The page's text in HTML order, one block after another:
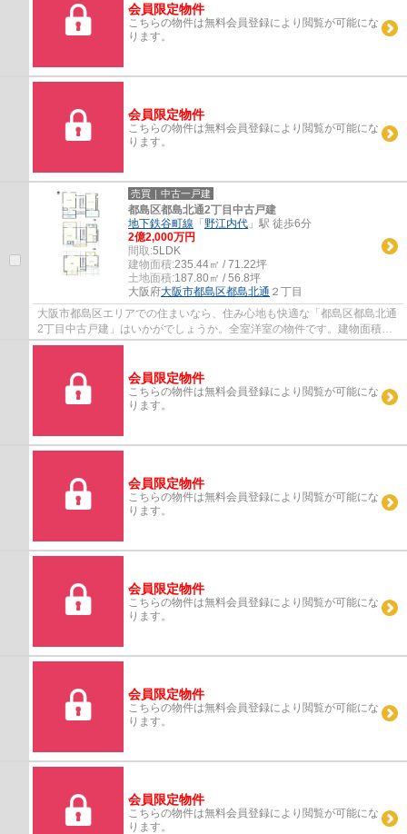
会員限定物件
こちらの物件は無料会員登録により閲覧が可能にな
ります。
会員限定物件
こちらの物件は無料会員登録により閲覧が可能にな
ります。
売買｜中古一戸建
都島区都島北通2丁目中古戸建
地下鉄谷町線 「 野江内代 」駅 徒歩6分
2億2,000万円
間取:5LDK
建物面積:235.44㎡ / 71.22坪
土地面積:187.80㎡ / 56.8坪
大阪府大阪市都島区都島北通 ２丁目
大阪市都島区エリアでの住まいなら、住み心地も快適な「都島区都島北通
2丁目中古戸建」はいかがでしょうか。全室洋室の物件です。建物面積は
235.44㎡となっており広々とした空間で生活...
会員限定物件
こちらの物件は無料会員登録により閲覧が可能にな
ります。
会員限定物件
こちらの物件は無料会員登録により閲覧が可能にな
ります。
会員限定物件
こちらの物件は無料会員登録により閲覧が可能にな
ります。
会員限定物件
こちらの物件は無料会員登録により閲覧が可能にな
ります。
会員限定物件
こちらの物件は無料会員登録により閲覧が可能にな
ります。